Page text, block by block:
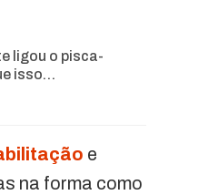
ligou o pisca-
isso…
e
na forma como